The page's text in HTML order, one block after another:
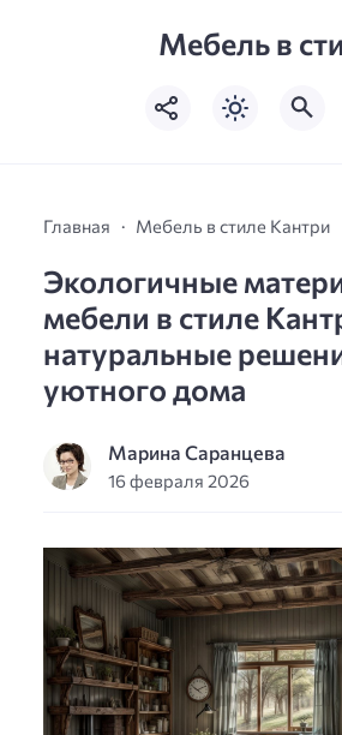
Мебель в
Главная Мебель в стиле Кантри
Экологичные
мебели в стиле
натуральные
уютного дома
Марина Саранцева
16 февраля 2026